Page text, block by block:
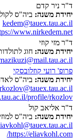
ד"ר ניר קדם
יחידת משנה: ביה"ס
kedem@tauex.tau.ac.il
www.nirkedem.net/
ד"ר מזי קוזי
יחידת משנה: חוג
פרופ' רועי קוזלובסקי
יחידת משנה: ביה"ס
rkozlov@tauex.tau.ac.il
profile/rkozlov
ד"ר אליאב קול
יחידת משנה: ביה"ס
https://eliavkohl.com/